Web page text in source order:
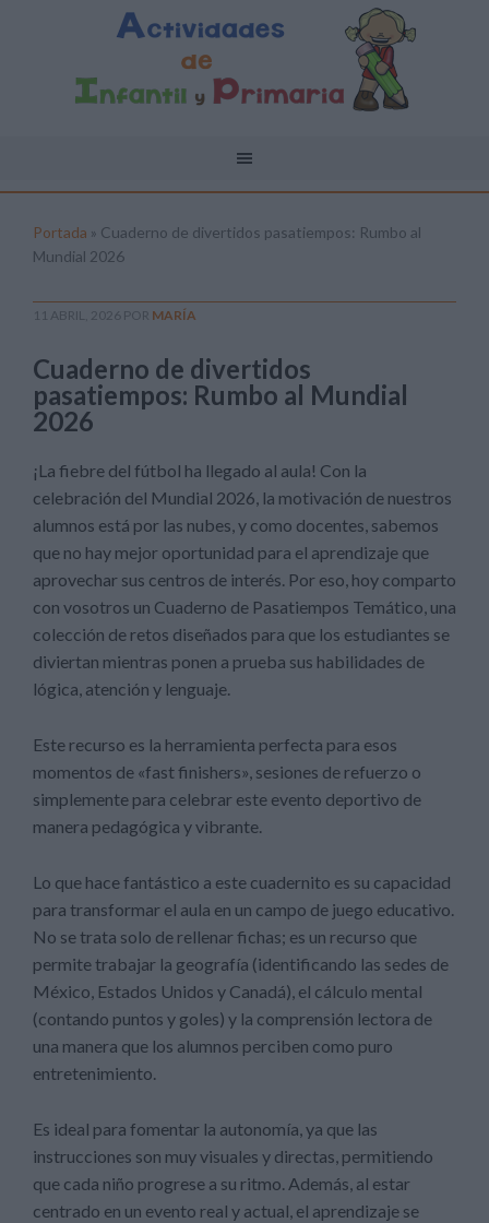
Portada » Cuaderno de divertidos pasatiempos: Rumbo al
Mundial 2026
11 ABRIL, 2026 POR MARÍA
Cuaderno de divertidos
pasatiempos: Rumbo al Mundial
2026
¡La fiebre del fútbol ha llegado al aula! Con la
celebración del Mundial 2026, la motivación de nuestros
alumnos está por las nubes, y como docentes, sabemos
que no hay mejor oportunidad para el aprendizaje que
aprovechar sus centros de interés. Por eso, hoy comparto
con vosotros un Cuaderno de Pasatiempos Temático, una
colección de retos diseñados para que los estudiantes se
diviertan mientras ponen a prueba sus habilidades de
lógica, atención y lenguaje.
Este recurso es la herramienta perfecta para esos
momentos de «fast finishers», sesiones de refuerzo o
simplemente para celebrar este evento deportivo de
manera pedagógica y vibrante.
Lo que hace fantástico a este cuadernito es su capacidad
para transformar el aula en un campo de juego educativo.
No se trata solo de rellenar fichas; es un recurso que
permite trabajar la geografía (identificando las sedes de
México, Estados Unidos y Canadá), el cálculo mental
(contando puntos y goles) y la comprensión lectora de
una manera que los alumnos perciben como puro
entretenimiento.
Es ideal para fomentar la autonomía, ya que las
instrucciones son muy visuales y directas, permitiendo
que cada niño progrese a su ritmo. Además, al estar
centrado en un evento real y actual, el aprendizaje se